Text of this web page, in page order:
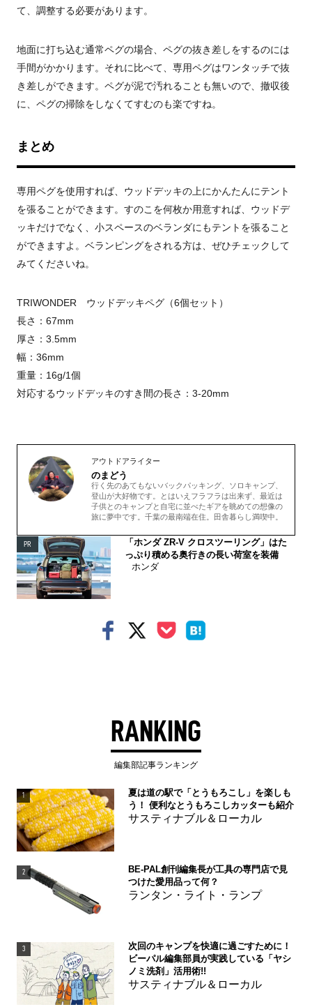
て、調整する必要があります。
地面に打ち込む通常ペグの場合、ペグの抜き差しをするのには
手間がかかります。それに比べて、専用ペグはワンタッチで抜
き差しができます。ペグが泥で汚れることも無いので、撤収後
に、ペグの掃除をしなくてすむのも楽ですね。
まとめ
専用ペグを使用すれば、ウッドデッキの上にかんたんにテント
を張ることができます。すのこを何枚か用意すれば、ウッドデ
ッキだけでなく、小スペースのベランダにもテントを張ること
ができますよ。ベランピングをされる方は、ぜひチェックして
みてくださいね。
TRIWONDER ウッドデッキペグ（6個セット）
長さ：67mm
厚さ：3.5mm
幅：36mm
重量：16g/1個
対応するウッドデッキのすき間の長さ：3-20mm
アウトドアライター
のまどう
行く先のあてもないバックパッキング、ソロキャンプ、
登山が大好物です。とはいえフラフラは出来ず、最近は
子供とのキャンプと自宅に並べたギアを眺めての想像の
旅に夢中です。千葉の最南端在住。田舎暮らし満喫中。
PR
「ホンダ ZR-V クロスツーリング」はた
っぷり積める奥行きの長い荷室を装備
ホンダ
RANKING
編集部記事ランキング
1
夏は道の駅で「とうもろこし」を楽しも
う！ 便利なとうもろこしカッターも紹介
サスティナブル＆ローカル
2
BE-PAL創刊編集長が工具の専門店で見
つけた愛用品って何？
ランタン・ライト・ランプ
3
次回のキャンプを快適に過ごすために！
ビーパル編集部員が実践している「ヤシ
ノミ洗剤」活用術!!
サスティナブル＆ローカル